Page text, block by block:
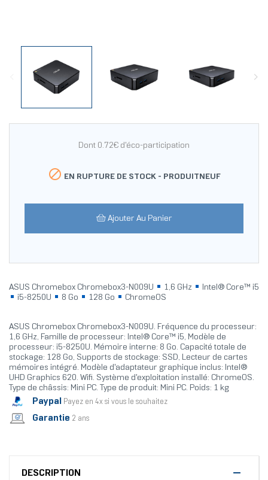
Dont 0.72€ d'éco-participation
 EN RUPTURE DE STOCK - PRODUITNEUF
Ajouter Au Panier
ASUS Chromebox Chromebox3-N009U 1,6 GHz
Intel® Core™ i5
i5-8250U
8 Go 128 Go ChromeOS
ASUS Chromebox Chromebox3-N009U. Fréquence du processeur:
1,6 GHz, Famille de processeur: Intel® Core™ i5, Modèle de
processeur: i5-8250U. Mémoire interne: 8 Go. Capacité totale de
stockage: 128 Go, Supports de stockage: SSD, Lecteur de cartes
mémoires intégré. Modèle d'adaptateur graphique inclus: Intel®
UHD Graphics 620. Wifi. Système d'exploitation installé: ChromeOS.
Type de châssis: Mini PC. Type de produit: Mini PC. Poids: 1 kg
Paypal Payez en 4x si vous le souhaitez
Garantie 2 ans
DESCRIPTION